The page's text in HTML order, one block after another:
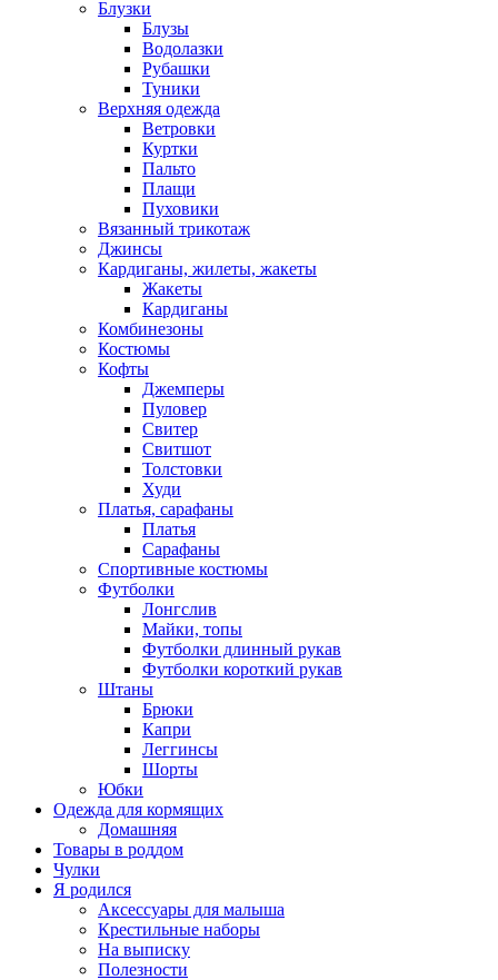
Блузки
Блузы
Водолазки
Рубашки
Туники
Верхняя одежда
Ветровки
Куртки
Пальто
Плащи
Пуховики
Вязанный трикотаж
Джинсы
Кардиганы, жилеты, жакеты
Жакеты
Кардиганы
Комбинезоны
Костюмы
Кофты
Джемперы
Пуловер
Свитер
Свитшот
Толстовки
Худи
Платья, сарафаны
Платья
Сарафаны
Спортивные костюмы
Футболки
Лонгслив
Майки, топы
Футболки длинный рукав
Футболки короткий рукав
Штаны
Брюки
Капри
Леггинсы
Шорты
Юбки
Одежда для кормящих
Домашняя
Товары в роддом
Чулки
Я родился
Аксессуары для малыша
Крестильные наборы
На выписку
Полезности